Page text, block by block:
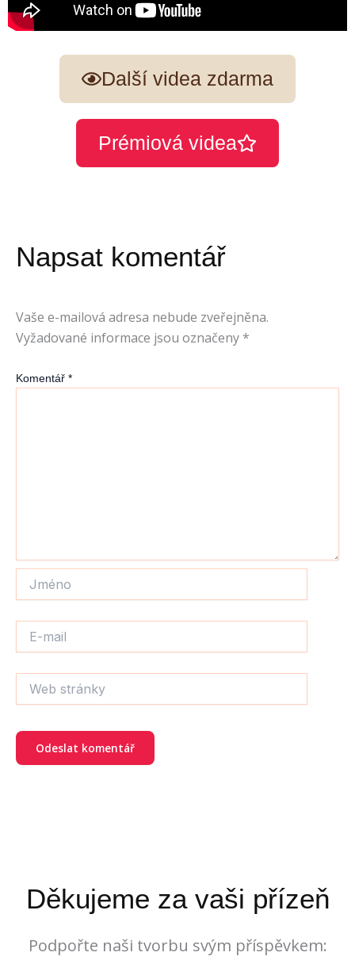
Další videa zdarma
Prémiová videa
Napsat komentář
Vaše e-mailová adresa nebude zveřejněna.
Vyžadované informace jsou označeny *
Komentář *
mail
stránky
Děkujeme za vaši přízeň
Podpořte naši tvorbu svým příspěvkem: